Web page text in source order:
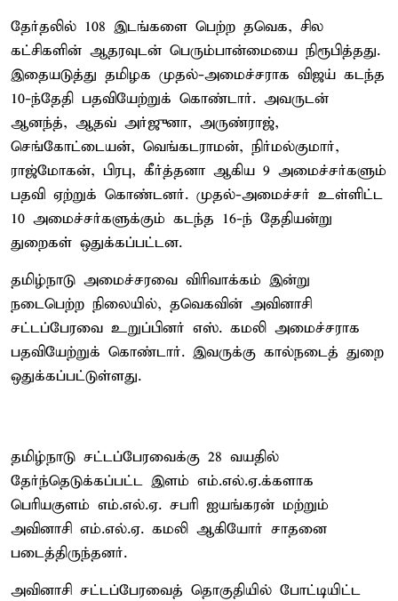
தேர்தலில் 108 இடங்களை பெற்ற தவெக, சில
கட்சிகளின் ஆதரவுடன் பெரும்பான்மையை நிரூபித்தது.
இதையடுத்து தமிழக முதல்-அமைச்சராக விஜய் கடந்த
10-ந்தேதி பதவியேற்றுக் கொண்டார். அவருடன்
ஆனந்த், ஆதவ் அர்ஜுனா, அருண்ராஜ்,
செங்கோட்டையன், வெங்கடராமன், நிர்மல்குமார்,
ராஜ்மோகன், பிரபு, கீர்த்தனா ஆகிய 9 அமைச்சர்களும்
பதவி ஏற்றுக் கொண்டனர். முதல்-அமைச்சர் உள்ளிட்ட
10 அமைச்சர்களுக்கும் கடந்த 16-ந் தேதியன்று
துறைகள் ஒதுக்கப்பட்டன.
தமிழ்நாடு அமைச்சரவை விரிவாக்கம் இன்று
நடைபெற்ற நிலையில், தவெகவின் அவினாசி
சட்டப்பேரவை உறுப்பினர் எஸ். கமலி அமைச்சராக
பதவியேற்றுக் கொண்டார். இவருக்கு கால்நடைத் துறை
ஒதுக்கப்பட்டுள்ளது.
தமிழ்நாடு சட்டப்பேரவைக்கு 28 வயதில்
தேர்ந்தெடுக்கப்பட்ட இளம் எம்.எல்.ஏ.க்களாக
பெரியகுளம் எம்.எல்.ஏ. சபரி ஐயங்கரன் மற்றும்
அவினாசி எம்.எல்.ஏ. கமலி ஆகியோர் சாதனை
படைத்திருந்தனர்.
அவினாசி சட்டப்பேரவைத் தொகுதியில் போட்டியிட்ட